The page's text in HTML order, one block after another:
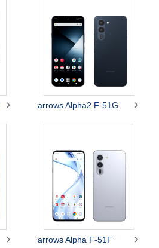
 arrows Alpha2 F-51G 
 arrows Alpha F-51F 